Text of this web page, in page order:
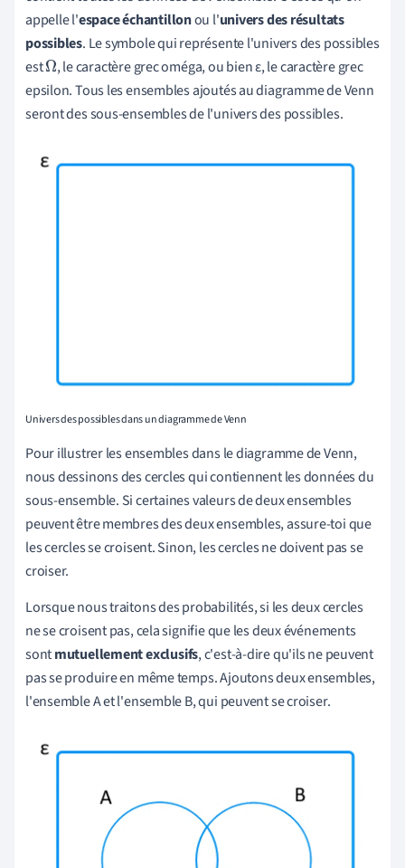
appelle l'espace échantillonou l'univers des résultats
possibles. Le symbole qui représente l'univers des possibles
estΩ, le caractère grec oméga, ou bien ε, le caractère grec
epsilon. Tous les ensembles ajoutés au diagramme de Venn
seront des sous-ensembles de l'univers des possibles.
Univers des possibles dans un diagramme de Venn
Pour illustrer les ensembles dans le diagramme de Venn,
nous dessinons des cercles qui contiennent les données du
sous-ensemble. Si certaines valeurs de deux ensembles
peuvent être membres des deux ensembles, assure-toi que
les cercles se croisent. Sinon, les cercles ne doivent pas se
croiser.
Lorsque nous traitons des probabilités, si les deux cercles
ne se croisent pas, cela signifie que les deux événements
sontmutuellement exclusifs, c'est-à-dire qu'ils ne peuvent
pas se produire en même temps. Ajoutons deux ensembles,
l'ensemble A et l'ensemble B, qui peuvent se croiser.